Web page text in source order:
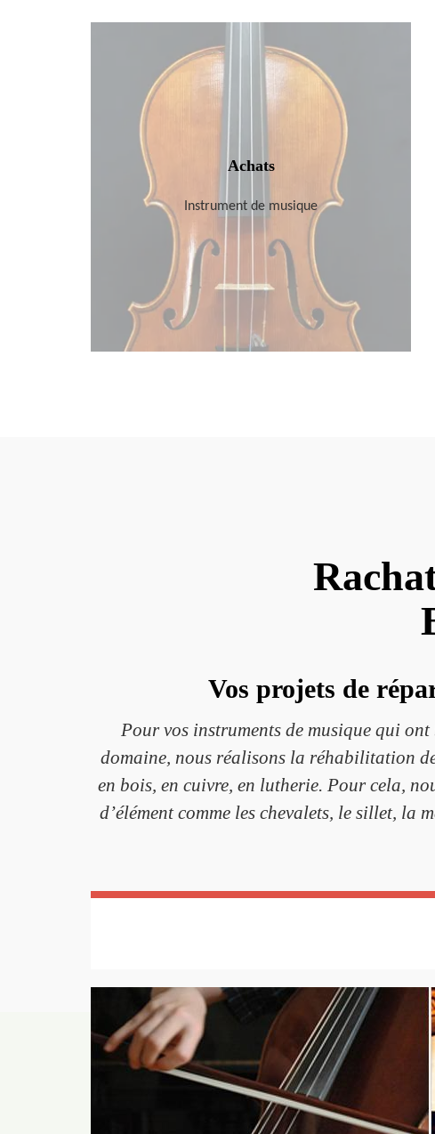
Achats
Instrument de musique
Vos projets de
Pour vos instruments de musique qui ont
domaine, nous réalisons la réhabilitation
en bois, en cuivre, en lutherie. Pour cela,
d’élément comme les chevalets, le sillet,